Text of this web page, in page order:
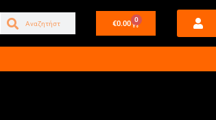
€0.00 0